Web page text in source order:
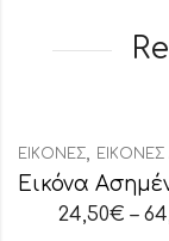
ΕΙΚΌΝΕΣ, ΕΙΚΌΝΕΣ
24,50€ –